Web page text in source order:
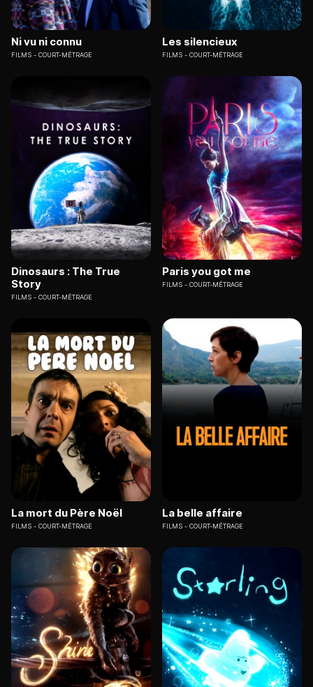
Ni vu ni connu
FILMS COURT-MÉTRAGE
Les silencieux
FILMS COURT-MÉTRAGE
Dinosaurs : The True
Story
FILMS COURT-MÉTRAGE
Paris you got me
FILMS COURT-MÉTRAGE
La mort du Père Noël
FILMS COURT-MÉTRAGE
La belle affaire
FILMS COURT-MÉTRAGE